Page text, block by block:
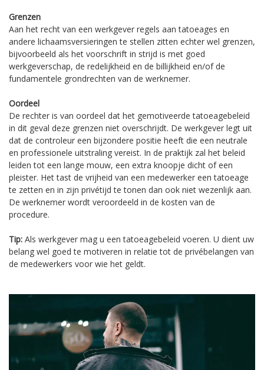
Grenzen
Aan het recht van een werkgever regels aan tatoeages en
andere lichaamsversieringen te stellen zitten echter wel grenzen,
bijvoorbeeld als het voorschrift in strijd is met goed
werkgeverschap, de redelijkheid en de billijkheid en/of de
fundamentele grondrechten van de werknemer.
Oordeel
De rechter is van oordeel dat het gemotiveerde tatoeagebeleid
in dit geval deze grenzen niet overschrijdt. De werkgever legt uit
dat de controleur een bijzondere positie heeft die een neutrale
en professionele uitstraling vereist. In de praktijk zal het beleid
leiden tot een lange mouw, een extra knoopje dicht of een
pleister. Het tast de vrijheid van een medewerker een tatoeage
te zetten en in zijn privétijd te tonen dan ook niet wezenlijk aan.
De werknemer wordt veroordeeld in de kosten van de
procedure.
Tip: Als werkgever mag u een tatoeagebeleid voeren. U dient uw
belang wel goed te motiveren in relatie tot de privébelangen van
de medewerkers voor wie het geldt.